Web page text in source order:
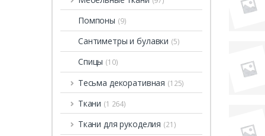
Помпоны (9)
Сантиметры и булавки (5)
Спицы (10)
Тесьма декоративная (125)
Ткани (1 264)
Ткани для рукоделия (21)